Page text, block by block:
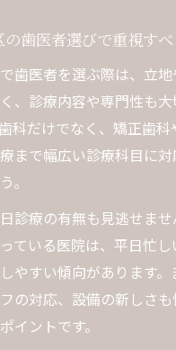
区で通いやすい歯医者の
約を活用した快適な通院
ト予約対応の歯医者を賢
ホで完結する歯医者予約
ト予約で失敗しない歯医
予約にも強い歯医者のネッ
者のネット予約と電話予
に立ち寄れる歯医者探し
路沿いで歯医者を効率よ
の歯医者予約で時間を無
歯医者選びで重視す
歯医者を選ぶ際は、立
、診療内容や専門性も
科だけでなく、矯正歯
まで幅広い診療科目に
。
診療の有無も見逃せま
ている医院は、平日忙
やすい傾向があります
の対応、設備の新しさ
イントです。